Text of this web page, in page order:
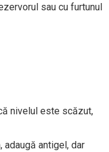
sau cu furtunul
nivelul este scăzut,
antigel, dar